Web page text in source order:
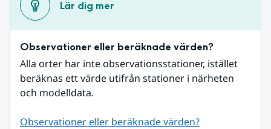
Lär dig mer
Observationer eller beräknade värden?
Alla orter har inte observationsstationer, istället
beräknas ett värde utifrån stationer i närheten
och modelldata.
Observationer eller beräknade värden?